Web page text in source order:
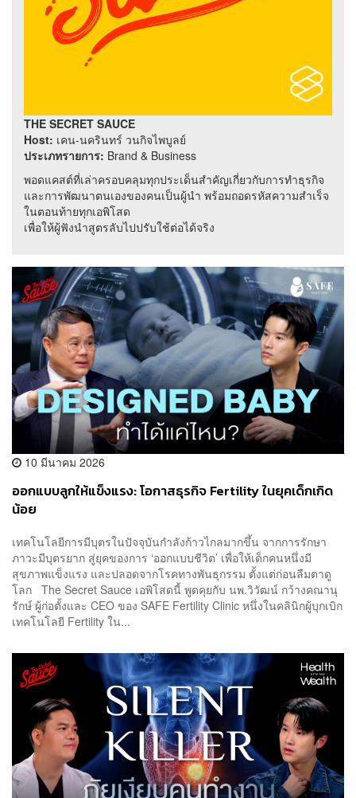
THE SECRET SAUCE
Host: เคน-นครินทร์ วนกิจไพบูลย์
ประเภทรายการ: Brand & Business
พอดแคสต์ที่เล่าครอบคลุมทุกประเด็นสำคัญเกี่ยวกับการทำธุรกิจ
และการพัฒนาตนเองของคนเป็นผู้นำ พร้อมถอดรหัสความสำเร็จ
ในตอนท้ายทุกเอพิโสด
เพื่อให้ผู้ฟังนำสูตรลับไปปรับใช้ต่อได้จริง
10 มีนาคม 2026
ออกแบบลูกให้แข็งแรง: โอกาสธุรกิจ Fertility ในยุคเด็กเกิด
น้อย
เทคโนโลยีการมีบุตรในปัจจุบันกำลังก้าวไกลมากขึ้น จากการรักษา
ภาวะมีบุตรยาก สู่ยุคของการ ‘ออกแบบชีวิต’ เพื่อให้เด็กคนหนึ่งมี
สุขภาพแข็งแรง และปลอดจากโรคทางพันธุกรรม ตั้งแต่ก่อนลืมตาดู
โลก The Secret Sauce เอพิโสดนี้ พูดคุยกับ นพ.วิวัฒน์ กว้างคณานุ
รักษ์ ผู้ก่อตั้งและ CEO ของ SAFE Fertility Clinic หนึ่งในคลินิกผู้บุกเบิก
เทคโนโลยี Fertility ใน...